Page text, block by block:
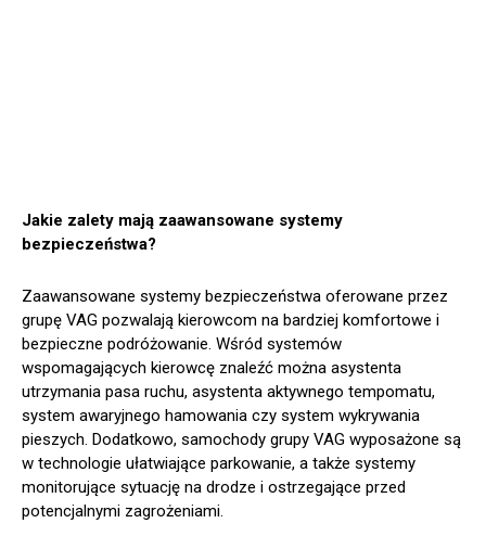
Jakie zalety mają zaawansowane systemy
bezpieczeństwa?
Zaawansowane systemy bezpieczeństwa oferowane przez
grupę VAG pozwalają kierowcom na bardziej komfortowe i
bezpieczne podróżowanie. Wśród systemów
wspomagających kierowcę znaleźć można asystenta
utrzymania pasa ruchu, asystenta aktywnego tempomatu,
system awaryjnego hamowania czy system wykrywania
pieszych. Dodatkowo, samochody grupy VAG wyposażone są
w technologie ułatwiające parkowanie, a także systemy
monitorujące sytuację na drodze i ostrzegające przed
potencjalnymi zagrożeniami.